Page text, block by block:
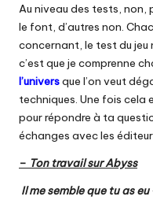
Au niveau des tests,
le font, d’autres non.
concernant, le test du jeu
c’est que je comprenne
l’universque l’on veut
techniques. Une fois cela
pour répondre à ta
échanges avec les
– Ton travail sur Abyss
Il me semble que tu as